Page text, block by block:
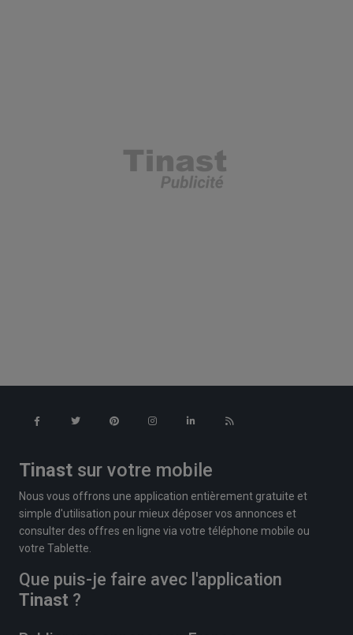
Tinast sur votre mobile
Nous vous offrons une application entièrement gratuite et
simple d'utilisation pour mieux déposer vos annonces et
consulter des offres en ligne via votre téléphone mobile ou
votre Tablette.
Que puis-je faire avec l'application
Tinast ?